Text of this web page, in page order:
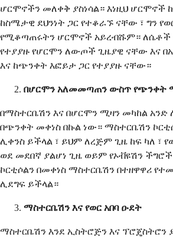
ሆርሞኖችን መለቀቅ ያስነሳል። እነዚህ ሆርሞኖች
ከስሜታዊ ደህንነት ጋር የተቆራኙ ናቸው ፣ ግን
የሚቆጣጠሩትን ሆርሞኖች አይረብሹም። ለሴቶች
የተያያዙ የሆርሞን ለውጦች ጊዜያዊ ናቸው እና
እና ከጭንቀት እፎይታ ጋር የተያያዙ ናቸው።
በሆርሞን አለመመጣጠን ውስጥ የጭንቀት
በማስተርቤሽን እና በሆርሞን ሚዛን መካከል አንድ
በጭንቀት መቀነስ በኩል ነው። ማስተርቤሽን
ሊቀንስ ይችላል ፣ ይህም ለረጅም ጊዜ ከፍ ካለ ፣
ወደ መደበኛ ያልሆነ ጊዜ ወይም የኦቭዩሽን
ኮርቲሶልን በመቀነስ ማስተርቤሽን በተዘዋዋሪ
ሊደግፍ ይችላል።
ማስተርቤሽን እና የወር አበባ ዑደት
ማስተርቤሽን እንደ ኢስትሮጅን እና ፕሮጄስትሮን